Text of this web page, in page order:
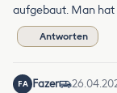
aufgebaut. Man hat
Antworten
FA Fazer